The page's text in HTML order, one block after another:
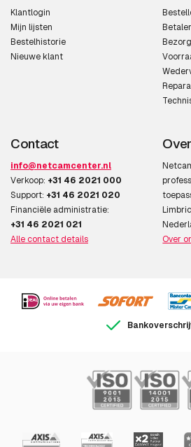
Klantlogin
Mijn lijsten
Bestelhistorie
Nieuwe klant
Contact
info@netcamcenter.nl
Verkoop: +31 46 2021 000
Support: +31 46 2021 020
Financiële administratie:
+31 46 2021 021
Alle contact details
Over